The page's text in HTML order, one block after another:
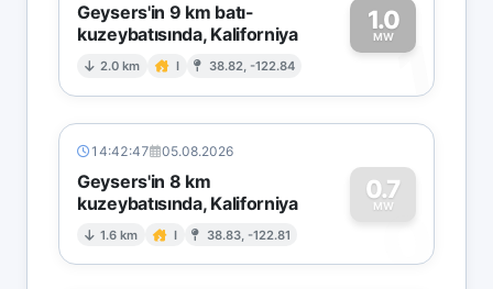
Geysers'in 9 km batı-
kuzeybatısında, Kaliforniya
2.0 km I 38.82, -122.84
1.0
MW1
14:42:47 05.08.2026
Geysers'in 8 km
kuzeybatısında, Kaliforniya
1.6 km I 38.83, -122.81
0.7
MW
0